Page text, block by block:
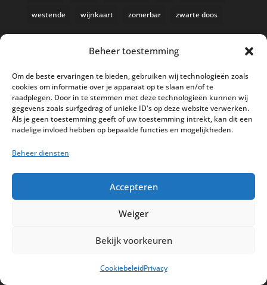
Beheer toestemming
Om de beste ervaringen te bieden, gebruiken wij technologieën zoals
cookies om informatie over je apparaat op te slaan en/of te
raadplegen. Door in te stemmen met deze technologieën kunnen wij
gegevens zoals surfgedrag of unieke ID's op deze website verwerken.
Als je geen toestemming geeft of uw toestemming intrekt, kan dit een
nadelige invloed hebben op bepaalde functies en mogelijkheden.
Beheer diensten
Accepteren
Weiger
Bekijk voorkeuren
CookiebeleidPrivacy
westende wijnkaart zomerbar zwarte doos
AI in de Horeca kassawereld
Bestel nu nog aan de 2025 prijzen
Safran Palace start met nieuw
Privacy